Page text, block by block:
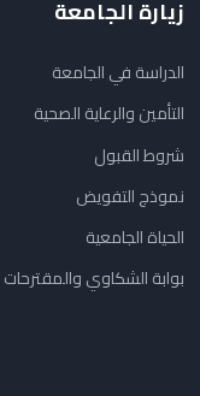
زيارة الجامعة
الدراسة في الجامعة
التأمين والرعاية الصحية
شروط القبول
نموذج التفويض
الحياة الجامعية
بوابة الشكاوي والمقترحات